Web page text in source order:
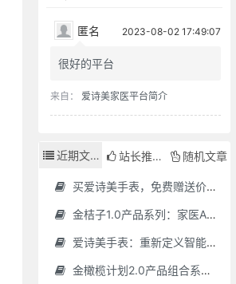
匿名 2023-08-02 17:49:07
很好的平台
来自： 爱诗美家医平台简介
近期文章 站长推荐 随机文章
买爱诗美手表，免费赠送价值30000元的数智化门店系统一套（含硬件）
金桔子1.0产品系列：家医AI慢病管理项目全国招募区域合伙人，低投入，高回报，长收益
爱诗美手表：重新定义智能健康管理的“医疗级守护者”
金橄榄计划2.0产品组合系列：健康分布机（健康一体机）+慢病管理系统，可落地在健康小屋，社区服务中心等等